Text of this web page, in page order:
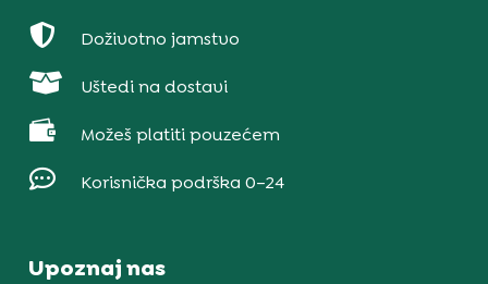
 Doživotno jamstvo
 Uštedi na dostavi
 Možeš platiti pouzećem
 Korisnička podrška 0–24
Upoznaj nas